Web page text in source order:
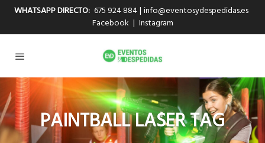
WHATSAPP DIRECTO: 675 924 884| info@eventosydespedidas.es
Facebook | Instagram
PAINTBALL LASER TAG